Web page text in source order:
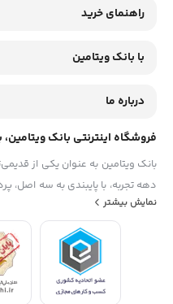
راهنمای خرید
با بانک ویتامین
درباره ما
فروشگاه اینترنتی بانک
بانک ویتامین به عنوان یکی از
تضمین اصل‌بودن کالا موفق شده تا
بزرگ‌ترین فروشگاه اینترنتی
دیجی‌کالا با دنیایی از کالا رو به
شما خطور می‌کند در اینجا پیدا
نمایش بیشتر